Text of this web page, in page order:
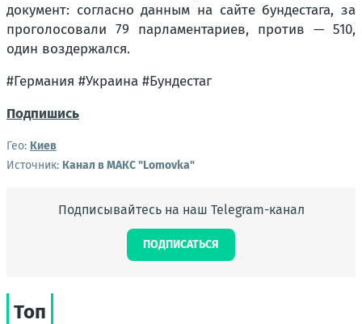
документ: согласно данным на сайте бундестага, за
проголосовали 79 парламентариев, против — 510,
один воздержался.
#Германия #Украина #Бундестаг
Подпишись
Гео: Киев
Источник: Канал в МАКС "Lomovka"
Подписывайтесь на наш Telegram-канал
ПОДПИСАТЬСЯ
Топ